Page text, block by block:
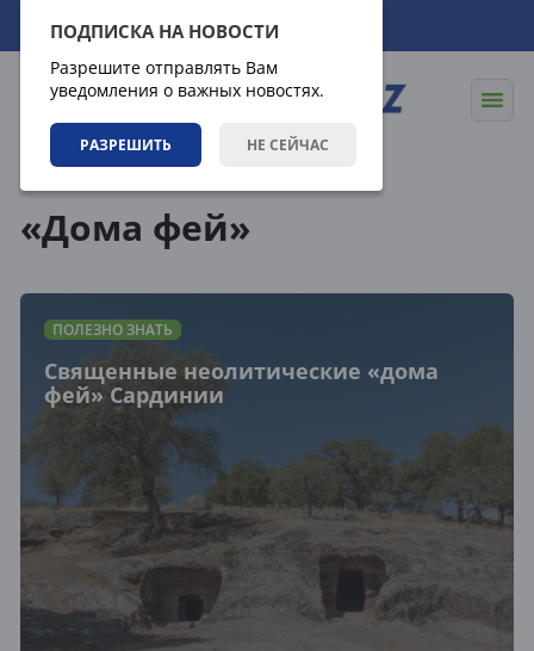
ПОДПИСКА НА НОВОСТИ
Разрешите отправлять Вам
уведомления о важных новостях.
РАЗРЕШИТЬ НЕ СЕЙЧАС
09.08.2026 06:51:00
«Дома фей»
ПОЛЕЗНО ЗНАТЬ
Священные неолитические «дома
фей» Сардинии